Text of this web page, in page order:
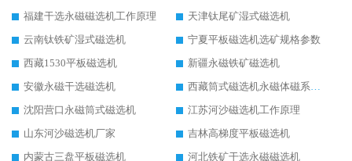
福建干选永磁磁选机工作原理
天津钛尾矿湿式磁选机
云南钛铁矿湿式磁选机
宁夏平板磁选机选矿规格参数
西藏1530平板磁选机
新疆永磁铁矿磁选机
安徽永磁干选磁选机
西藏筒式磁选机永磁体磁系设计
沈阳营口永磁筒式磁选机
江苏河沙磁选机工作原理
山东河沙磁选机厂家
吉林高梯度平板磁选机
内蒙古三盘平板磁选机
河北铁矿干选永磁磁选机